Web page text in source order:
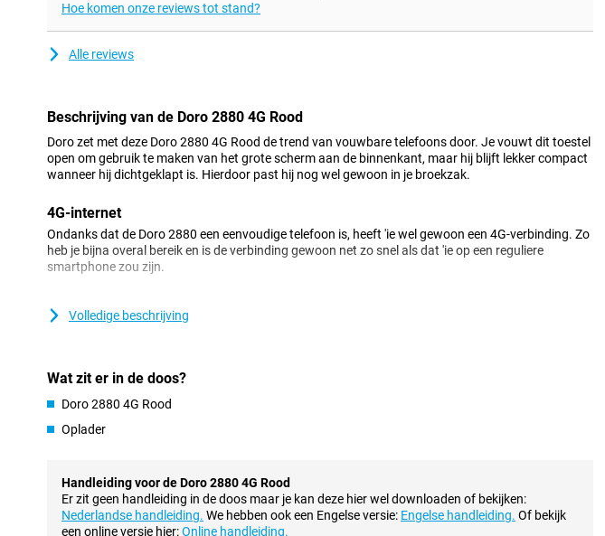
Hoe komen onze reviews tot stand?
Alle reviews
Beschrijving van de Doro 2880 4G Rood
Doro zet met deze Doro 2880 4G Rood de trend van vouwbare telefoons door. Je vouwt dit toestel
open om gebruik te maken van het grote scherm aan de binnenkant, maar hij blijft lekker compact
wanneer hij dichtgeklapt is. Hierdoor past hij nog wel gewoon in je broekzak.
4G-internet
Ondanks dat de Doro 2880 een eenvoudige telefoon is, heeft 'ie wel gewoon een 4G-verbinding. Zo
heb je bijna overal bereik en is de verbinding gewoon net zo snel als dat 'ie op een reguliere
smartphone zou zijn.
Compact scherm
De Doro 2880 4G Rood heeft een scherm met een diagonaal van 2.86 inch. Daarnaast heeft dit
Oplaadstation zorgt voor standaard plek
Je kunt deze Doro opladen met een handig oplaadstation. Hierbij hoef je geen kleine kabels in de
zorgt tevens voor een standaard plek voor je toestel zodat hij makkelijk te vinden is!
Camera
Deze telefoon is voorzien van één camera op de achterkant. Hiermee maak je in een handomdraai
foto's. Ook is de camera voorzien van een flitser, zodat je ook in het donker foto's maakt.
Daarnaast behoort video's opnemen tot de mogelijkheden van deze Doro 2880 4G Rood.
Volledige beschrijving
Wat zit er in de doos?
Doro 2880 4G Rood
Oplader
Handleiding voor de Doro 2880 4G Rood
Er zit geen handleiding in de doos maar je kan deze hier wel downloaden of bekijken:
Nederlandse handleiding. We hebben ook een Engelse versie: Engelse handleiding. Of bekijk
een online versie hier:Online handleiding.